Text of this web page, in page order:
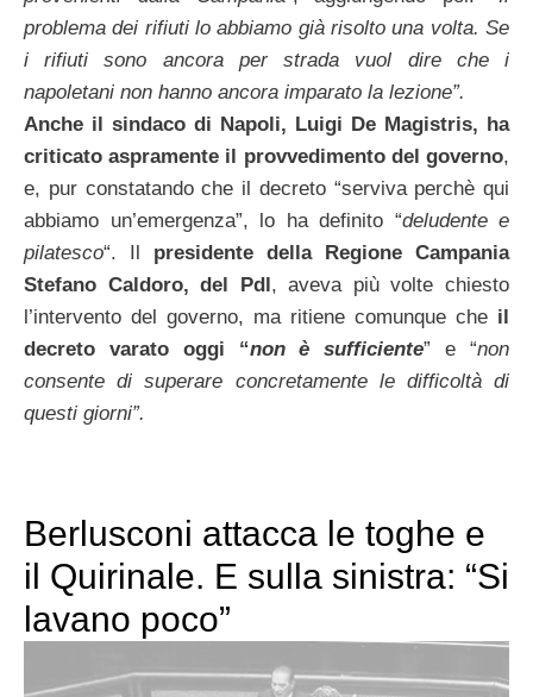
problema dei rifiuti lo abbiamo già risolto una volta. Se
i rifiuti sono ancora per strada vuol dire che i
napoletani non hanno ancora imparato la lezione”.
Anche il sindaco di Napoli, Luigi De Magistris, ha
criticato aspramente il provvedimento del governo,
e, pur constatando che il decreto “serviva perchè qui
abbiamo un’emergenza”, lo ha definito “deludente e
pilatesco“. Il presidente della
Regione Campania
Stefano Caldoro, del Pdl, aveva più volte chiesto
l’intervento del governo, ma ritiene comunque che il
decreto varato oggi “non è sufficiente” e “non
consente di superare concretamente le difficoltà di
questi giorni”.
Berlusconi attacca le toghe e
il Quirinale. E sulla sinistra: “Si
lavano poco”